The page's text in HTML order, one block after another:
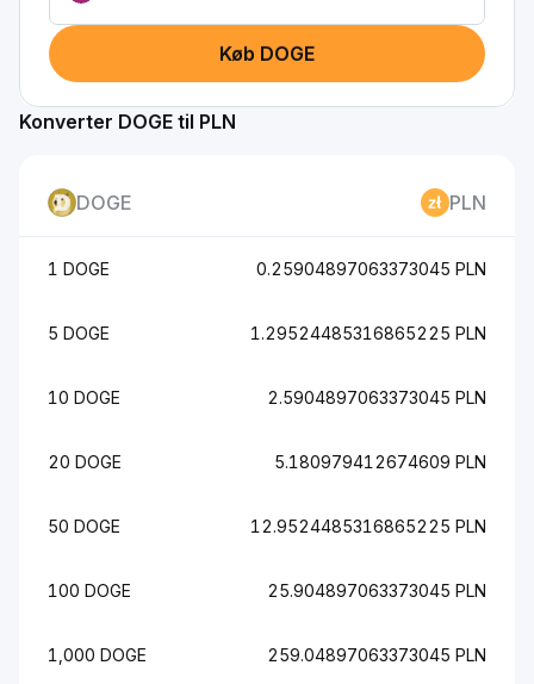
Køb DOGE
Konverter DOGE til PLN
DOGE PLN
1 DOGE 0.25904897063373045 PLN
5 DOGE 1.29524485316865225 PLN
10 DOGE 2.5904897063373045 PLN
20 DOGE 5.180979412674609 PLN
50 DOGE 12.9524485316865225 PLN
100 DOGE 25.904897063373045 PLN
1,000 DOGE 259.04897063373045 PLN